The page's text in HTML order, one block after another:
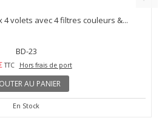
4 volets avec 4 filtres couleurs &...
BD-23
TTC Hors frais de port
AU PANIER
En Stock